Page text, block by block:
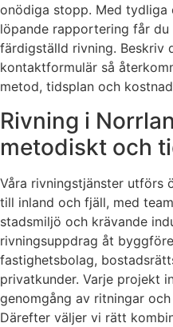
onödiga stopp. Med
löpande rapportering får
färdigställd rivning. Beskriv
kontaktformulär så
metod, tidsplan och
Rivning i
metodiskt och
Våra rivningstjänster utförs
till inland och fjäll, med
stadsmiljö och krävande
rivningsuppdrag åt
fastighetsbolag,
privatkunder. Varje projekt
genomgång av ritningar
Därefter väljer vi rätt